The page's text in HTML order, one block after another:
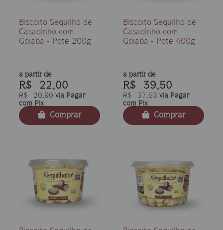
Biscoito Sequilho de
Casadinho com
Goiaba - Pote 200g
a partir de
R$ 22,00
R$ 20,90 via Pagar
com Pix
Comprar
Biscoito Sequilho de
Casadinho com
Goiaba - Pote 400g
a partir de
R$ 39,50
R$ 37,53 via Pagar
com Pix
Comprar